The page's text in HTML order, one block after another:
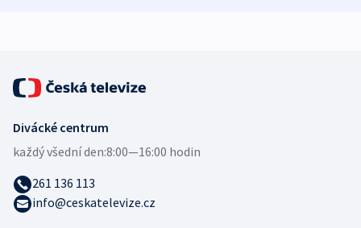
Divácké centrum
každý všední den:8:00—16:00 hodin
261 136 113
info@ceskatelevize.cz